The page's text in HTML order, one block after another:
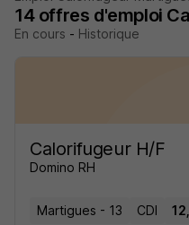
14 offres d'emploi
En cours - Historique
Calorifugeur H/F
Domino RH
Martigues - 13 CDI